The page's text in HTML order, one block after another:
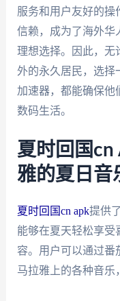
服务和用户友好的操
信赖，成为了海外华
理想选择。因此，无
外的永久居民，选择
加速器，都能确保他
数码生活。
夏时回国cn
雅的夏日音
夏时回国cn apk提供
能够在夏天轻松享受
容。用户可以通过番
马拉雅上的各种音乐